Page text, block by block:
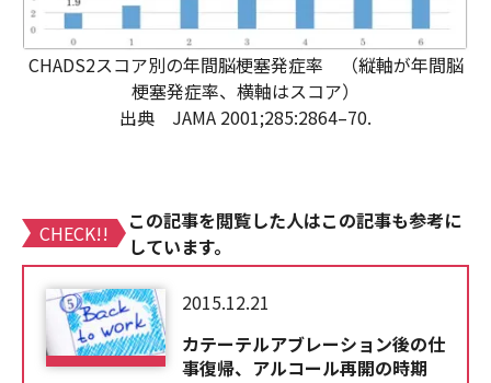
CHADS2スコア別の年間脳梗塞発症率 （縦軸が年間脳
梗塞発症率、横軸はスコア）
出典 JAMA 2001;285:2864–70.
CHECK!!
この記事を閲覧した人はこの記事も参考に
しています。
2015.12.21
カテーテルアブレーション後の仕
事復帰、アルコール再開の時期